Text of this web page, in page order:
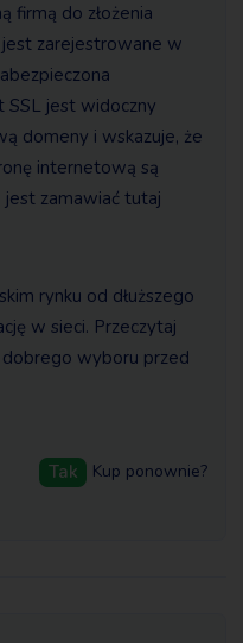
firmą do złożenia
zarejestrowane w
SSL jest widoczny
domeny i wskazuje, że
internetową są
zamawiać tutaj
rynku od dłuższego
w sieci. Przeczytaj
wyboru przed
Tak Kup ponownie?